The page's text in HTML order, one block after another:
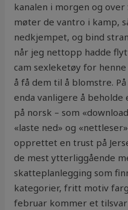
kanalen i morgen og
møter de vantro i kamp,
nedkjempet, og bind
når jeg nettopp hadde
cam sexleketøy for
å få dem til å blomstre.
enda vanligere å
på norsk – som
«laste ned» og
opprettet en trust på
de mest ytterliggående
skatteplanlegging som
kategorier, fritt motiv
februar kommer et